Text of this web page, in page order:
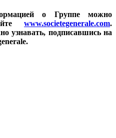
о Группе можно
www.societegenerale.com.
узнавать, подписавшись на
.